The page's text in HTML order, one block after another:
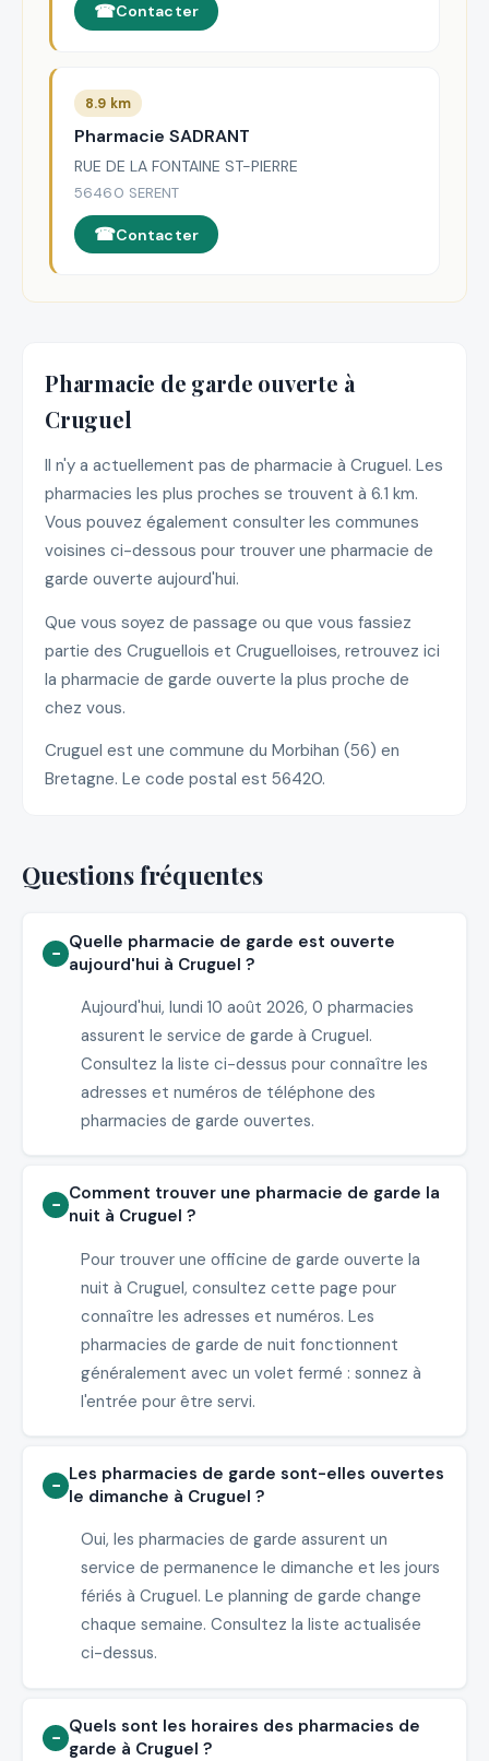
Contacter
8.9 km
Pharmacie SADRANT
RUE DE LA FONTAINE ST-PIERRE
56460 SERENT
Contacter
Pharmacie de garde ouverte à
Cruguel
Il n'y a actuellement pas de pharmacie à Cruguel. Les
pharmacies les plus proches se trouvent à 6.1 km.
Vous pouvez également consulter les communes
voisines ci-dessous pour trouver une pharmacie de
garde ouverte aujourd'hui.
Que vous soyez de passage ou que vous fassiez
partie des Cruguellois et Cruguelloises, retrouvez ici
la pharmacie de garde ouverte la plus proche de
chez vous.
Cruguel est une commune du Morbihan (56) en
Bretagne. Le code postal est 56420.
Questions fréquentes
Quelle pharmacie de garde est ouverte
aujourd'hui à Cruguel ?
Aujourd'hui, lundi 10 août 2026, 0 pharmacies
assurent le service de garde à Cruguel.
Consultez la liste ci-dessus pour connaître les
adresses et numéros de téléphone des
pharmacies de garde ouvertes.
Comment trouver une pharmacie de garde la
nuit à Cruguel ?
Pour trouver une officine de garde ouverte la
nuit à Cruguel, consultez cette page pour
connaître les adresses et numéros. Les
pharmacies de garde de nuit fonctionnent
généralement avec un volet fermé : sonnez à
l'entrée pour être servi.
Les pharmacies de garde sont-elles ouvertes
le dimanche à Cruguel ?
Oui, les pharmacies de garde assurent un
service de permanence le dimanche et les jours
fériés à Cruguel. Le planning de garde change
chaque semaine. Consultez la liste actualisée
ci-dessus.
Quels sont les horaires des pharmacies de
garde à Cruguel ?